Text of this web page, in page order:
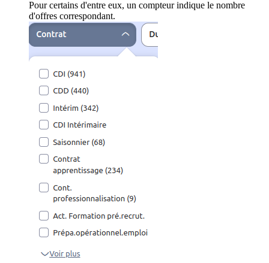
Pour certains d'entre eux, un compteur indique le nombre
d'offres correspondant.